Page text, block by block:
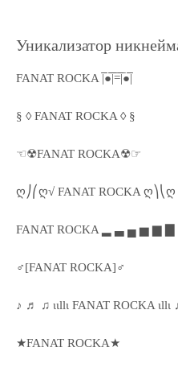
Уникализатор
FANAT ROCKA |̅̅●̅̅|̅̅=̅̅|̅●̅̅|
§ ◊ FANAT ROCKA ◊ §
☜☢FANAT ROCKA☢☞
ღ⎠⎛ღ√ FANAT ROCKA ღ⎞⎝ღ
FANAT ROCKA ▂ ▃ ▄ ▅ ▆ ▇
♂[FANAT ROCKA]♂
♪ ♬ ♫ ιιllι FANAT ROCKA
★FANAT ROCKA★